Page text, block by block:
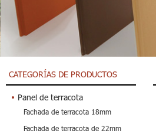
CATEGORÍAS DE PRODUCTOS
Panel de terracota
Fachada de terracota 18mm
Fachada de terracota de 22mm